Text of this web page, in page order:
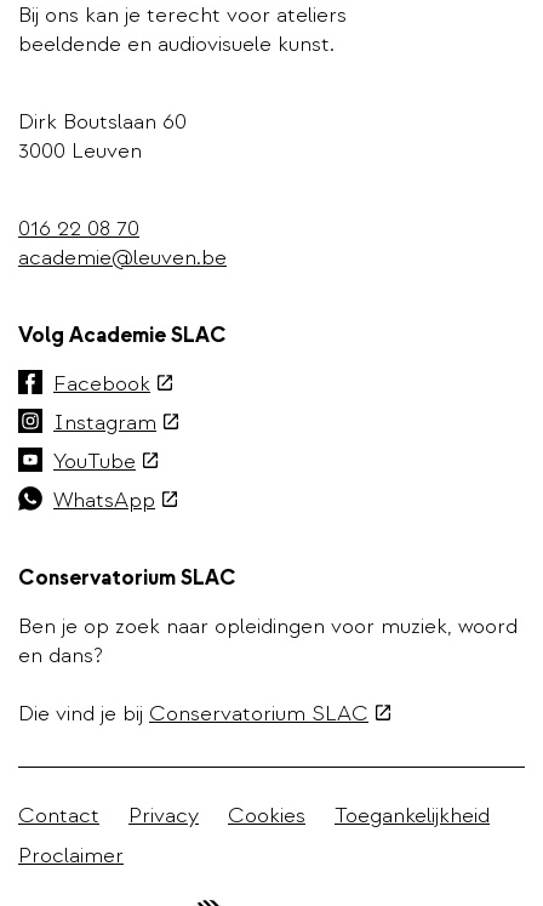
Bij ons kan je terecht voor ateliers
beeldende en audiovisuele kunst.
Dirk Boutslaan 60
3000 Leuven
016 22 08 70
academie@leuven.be
Volg Academie SLAC
Facebook(externe
link)
Instagram (externe
link)
YouTube (externe
link)
WhatsApp (externe
Conservatorium SLAC
Ben je op zoek naar opleidingen voor muziek, woord
en dans?
Die vind je bij Conservatorium SLAC (externe
Stadleuven
footer
menu
Contact Privacy Cookies
Toegankelijkheid
Proclaimer